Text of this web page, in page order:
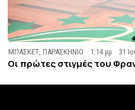
ΜΠΑΣΚΕΤ ,ΠΑΡΑΣΚΗΝΙΟ 1:14 μμ 31
Οι πρώτες στιγμές του